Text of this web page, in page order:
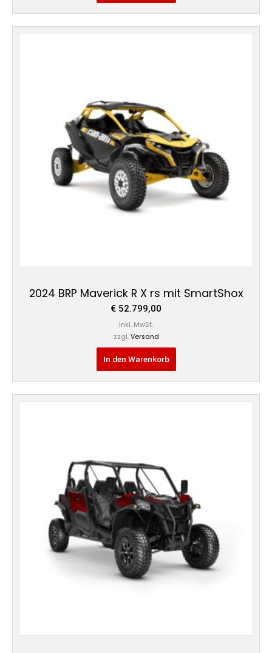
2024 BRP Maverick R X rs mit SmartShox
€ 52.799,00
Inkl. MwSt.
zzgl. Versand
In den Warenkorb